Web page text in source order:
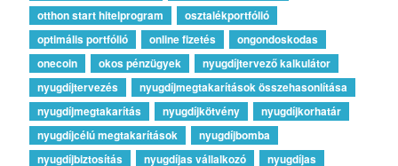
otthon start hitelprogram
osztalékportfólió
optimális portfólió
online fizetés
ongondoskodas
onecoin
okos pénzügyek
nyugdíjtervező kalkulátor
nyugdíjtervezés
nyugdíjmegtakarítások összehasonlítása
nyugdíjmegtakarítás
nyugdíjkötvény
nyugdíjkorhatár
nyugdíjcélú megtakarítások
nyugdíjbomba
nyugdíjbiztosítás
nyugdíjas vállalkozó nyugdíjas